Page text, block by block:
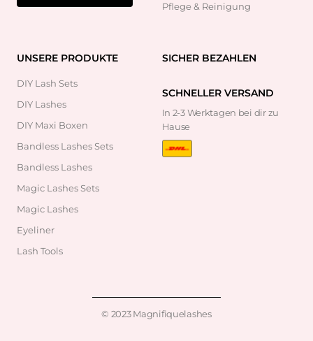
Pflege & Reinigung
UNSERE PRODUKTE
DIY Lash Sets
DIY Lashes
DIY Maxi Boxen
Bandless Lashes Sets
Bandless Lashes
Magic Lashes Sets
Magic Lashes
Eyeliner
Lash Tools
SICHER BEZAHLEN
SCHNELLER VERSAND
In 2-3 Werktagen bei dir zu
Hause
© 2023 Magnifiquelashes